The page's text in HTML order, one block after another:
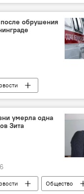
КР
житель КР
обрушения
В мире
Следственный комитет РФ
умерла одна
Зита
Общество